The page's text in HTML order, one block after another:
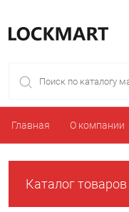
Главная О компании
Каталог товаров